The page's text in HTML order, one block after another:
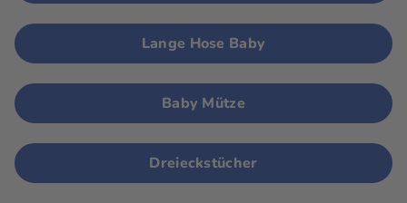
Lange Hose Baby
Baby Mütze
Dreieckstücher